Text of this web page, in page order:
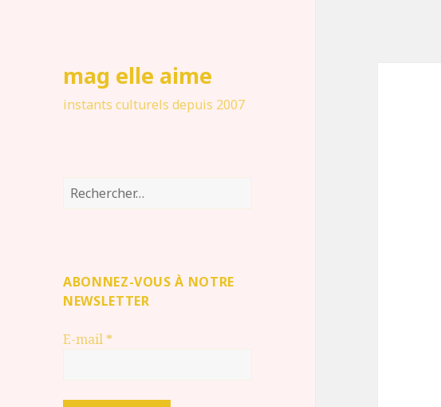
mag elle aime
instants culturels depuis 2007
Rechercher :
ABONNEZ-VOUS À NOTRE
NEWSLETTER
E-mail *